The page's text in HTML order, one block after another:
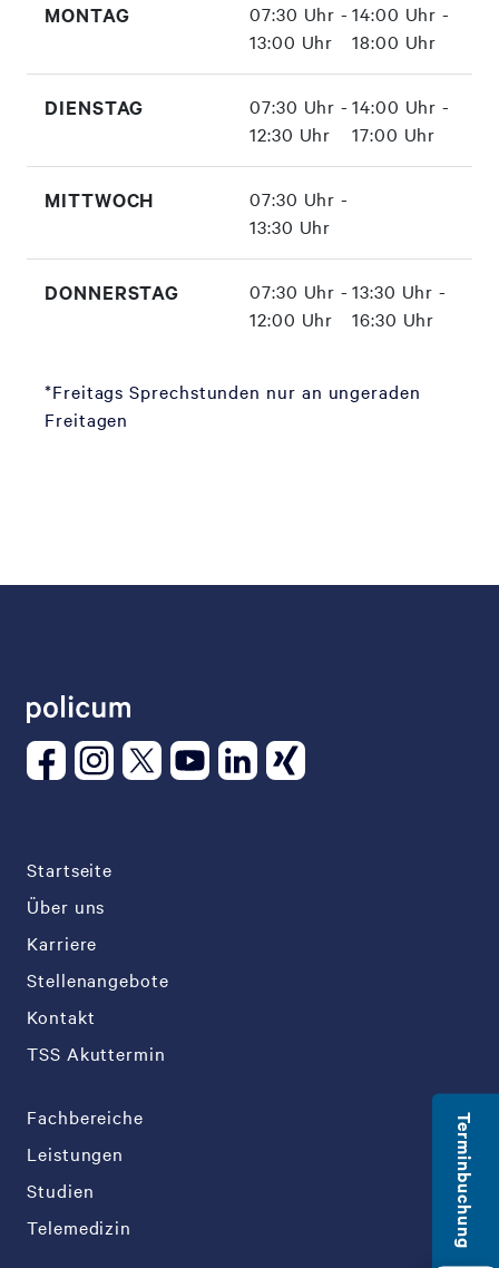
MONTAG
07:30 Uhr -
13:00 Uhr
14:00 Uhr -
18:00 Uhr
DIENSTAG
07:30 Uhr -
12:30 Uhr
14:00 Uhr -
17:00 Uhr
MITTWOCH
07:30 Uhr -
13:30 Uhr
DONNERSTAG
07:30 Uhr -
12:00 Uhr
13:30 Uhr -
16:30 Uhr
*Freitags Sprechstunden nur an ungeraden
Freitagen
Startseite
Über uns
Karriere
Stellenangebote
Kontakt
TSS Akuttermin
Fachbereiche
Leistungen
Studien
Telemedizin
Terminbuchung